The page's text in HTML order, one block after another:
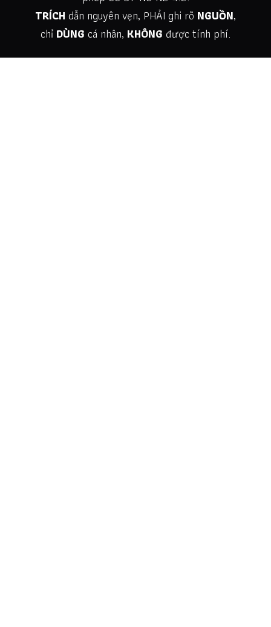
TRÍCH dẫn nguyên vẹn, PHẢI ghi rõ NGUỒN,
chỉ DÙNG cá nhân, KHÔNG được tính phí.